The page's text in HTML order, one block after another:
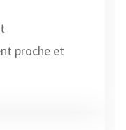
proche et